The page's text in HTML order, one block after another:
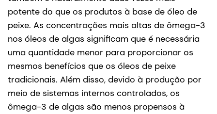
potente do que os produtos à base de óleo de
peixe. As concentrações mais altas de ômega-3
nos óleos de algas significam que é necessária
uma quantidade menor para proporcionar os
mesmos benefícios que os óleos de peixe
tradicionais. Além disso, devido à produção por
meio de sistemas internos controlados, os
ômega-3 de algas são menos propensos à